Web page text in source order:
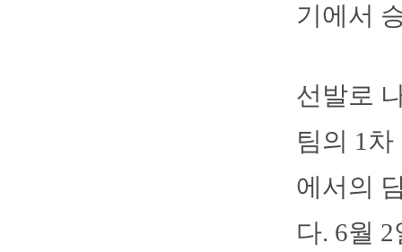
기에서
선발로
팀의 1
에서의
다. 6월